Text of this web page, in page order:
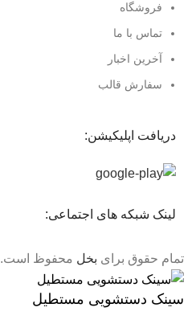
فروشگاه
تماس با ما
آخرین اخبار
سفارش قالب
دریافت اپلیکیشن:
لینک شبکه های اجتماعی:
تمام حقوق برای بخل محفوظ است.
سینک دستشویی مستطیل